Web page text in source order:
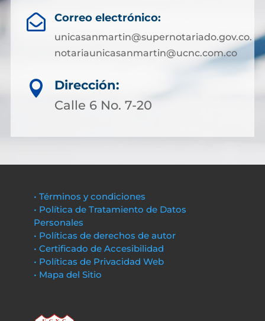
 Correo electrónico:
unicasanmartin@supernotariado.gov.co.
notariaunicasanmartin@ucnc.com.co

Dirección:
Calle 6 No. 7-20
• Términos y condiciones
• Política de Tratamiento de Datos
Personales
• Políticas de derechos de autor
• Certificado de Accesibilidad
• Políticas de Privacidad Web
• Mapa del Sitio